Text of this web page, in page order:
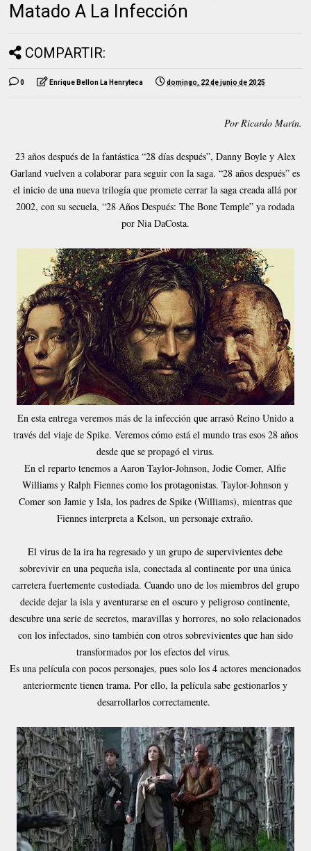
Matado A La Infección
COMPARTIR:
0 Enrique Bellon La Henryteca domingo, 22 de junio de 2025
Por Ricardo Marín.
23 años después de la fantástica “28 días después”, Danny Boyle y Alex
Garland vuelven a colaborar para seguir con la saga. “28 años después” es
el inicio de una nueva trilogía que promete cerrar la saga creada allá por
2002, con su secuela, “28 Años Después: The Bone Temple” ya rodada
por Nia DaCosta.
En esta entrega veremos más de la infección que arrasó Reino Unido a
través del viaje de Spike. Veremos cómo está el mundo tras esos 28 años
desde que se propagó el virus.
En el reparto tenemos a Aaron Taylor-Johnson, Jodie Comer, Alfie
Williams y Ralph Fiennes como los protagonistas. Taylor-Johnson y
Comer son Jamie y Isla, los padres de Spike (Williams), mientras que
Fiennes interpreta a Kelson, un personaje extraño.
El virus de la ira ha regresado y un grupo de supervivientes debe
sobrevivir en una pequeña isla, conectada al continente por una única
carretera fuertemente custodiada. Cuando uno de los miembros del grupo
decide dejar la isla y aventurarse en el oscuro y peligroso continente,
descubre una serie de secretos, maravillas y horrores, no solo relacionados
con los infectados, sino también con otros sobrevivientes que han sido
transformados por los efectos del virus.
Es una película con pocos personajes, pues solo los 4 actores mencionados
anteriormente tienen trama. Por ello, la película sabe gestionarlos y
desarrollarlos correctamente.